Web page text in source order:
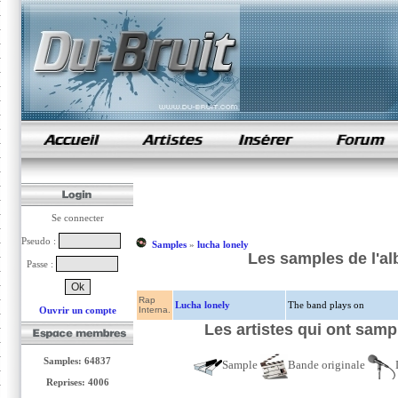
samples de rap
Se connecter
Pseudo :
Passe :
Ouvrir un compte
Samples: 64837
Reprises: 4006
Samples» lucha lonely
Les samples de
Rap
Interna.
Lucha lonely The band plays on
Les artistes qui ont
Sample Bande originale